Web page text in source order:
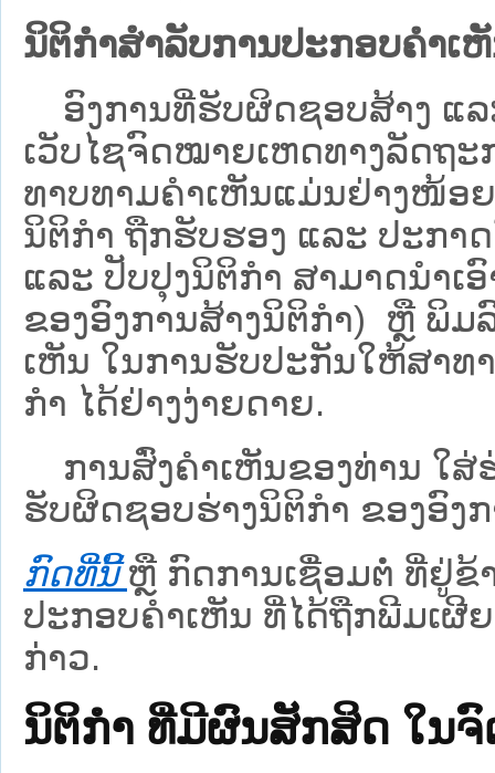
ນິຕິກຳສຳລັບການປະກອບຄຳເ
ອົງການທີ່ຮັບຜິດຊອບສ້າງ ແລ
ເວັບ​ໄຊຈົດໝາຍເຫດທາງລັດຖະ
ທາບທາມຄໍາເຫັນແມ່ນຢ່າງໜ້ອ
ນິຕິກໍາ ຖືກຮັບຮອງ ແລະ ປະກາ
ແລະ ປັບປຸງນິຕິກໍາ ສາມາດນຳເ
ຂອງອົງການສ້າງນິຕິກຳ) ຫຼື ພິມ
ເຫັນ ໃນການຮັບປະກັນໃຫ້ສາທ
ກຳ ໄດ້ຢ່າງງ່າຍດາຍ.
ການສົ່ງຄໍາເຫັນຂອງທ່ານ ໃສ່
ຮັບຜິດຊອບຮ່າງນິຕິກຳ ຂອງອົງ
ກົດທີ່ນີ້ ຫຼື ກົດການເຊື່ອມຕໍ່ ທີ່ຢູ່ຂ້
ປະກອບຄຳເຫັນ ທີ່ໄດ້ຖືກພີມເຜີ
ກ່າວ.
ນິຕິກໍາ ທີ່ມີຜົນສັກສິດ ໃນ